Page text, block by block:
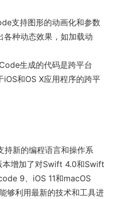
支持图形的动画化和参数
各种动态效果，如加载动
生成的代码是跨平台
iOS和OS X应用程序的跨平
新的编程语言和操作系
增加了对Swift 4.0和Swift
9、iOS 11和macOS
够利用最新的技术和工具进